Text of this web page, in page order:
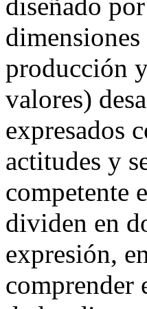
producción
valores)
expresados
actitudes y
competente
dividen en
expresión,
comprender